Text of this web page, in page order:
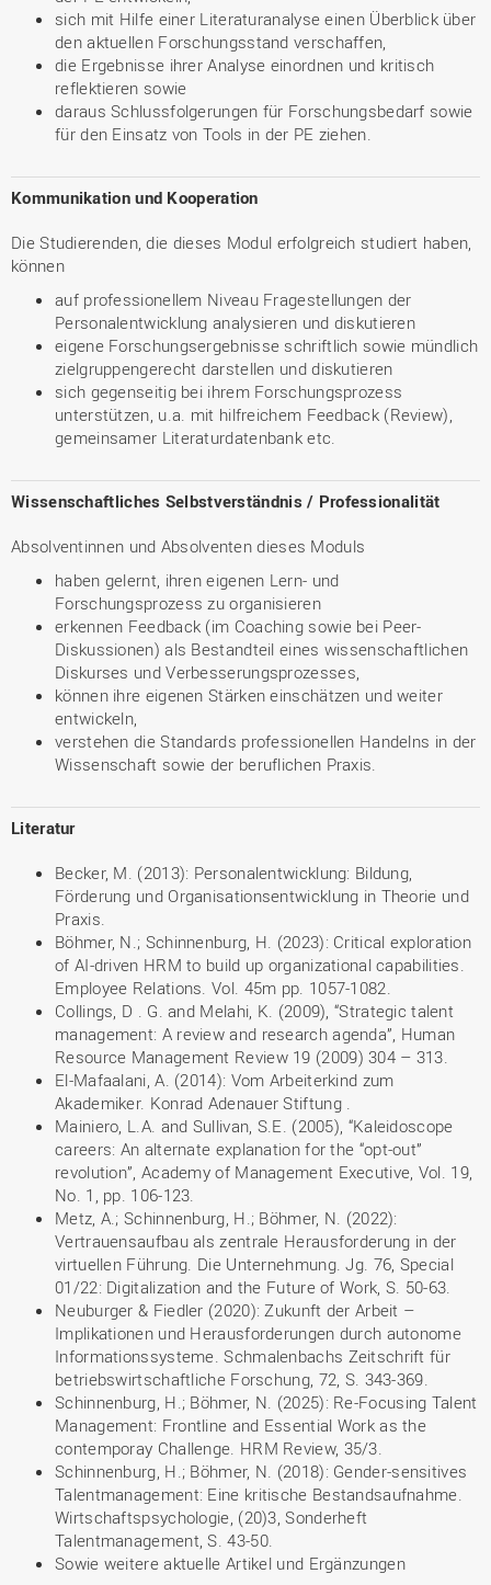
sich mit Hilfe einer Literaturanalyse einen Überblick über
den aktuellen Forschungsstand verschaffen,
die Ergebnisse ihrer Analyse einordnen und kritisch
reflektieren sowie
daraus Schlussfolgerungen für Forschungsbedarf sowie
für den Einsatz von Tools in der PE ziehen.
Kommunikation und Kooperation
Die Studierenden, die dieses Modul erfolgreich studiert haben,
können
auf professionellem Niveau Fragestellungen der
Personalentwicklung analysieren und diskutieren
eigene Forschungsergebnisse schriftlich sowie mündlich
zielgruppengerecht darstellen und diskutieren
sich gegenseitig bei ihrem Forschungsprozess
unterstützen, u.a. mit hilfreichem Feedback (Review),
gemeinsamer Literaturdatenbank etc.
Wissenschaftliches Selbstverständnis / Professionalität
Absolventinnen und Absolventen dieses Moduls
haben gelernt, ihren eigenen Lern- und
Forschungsprozess zu organisieren
erkennen Feedback (im Coaching sowie bei Peer-
Diskussionen) als Bestandteil eines wissenschaftlichen
Diskurses und Verbesserungsprozesses,
können ihre eigenen Stärken einschätzen und weiter
entwickeln,
verstehen die Standards professionellen Handelns in der
Wissenschaft sowie der beruflichen Praxis.
Literatur
Becker, M. (2013): Personalentwicklung: Bildung,
Förderung und Organisationsentwicklung in Theorie und
Praxis.
Böhmer, N.; Schinnenburg, H. (2023): Critical exploration
of AI-driven HRM to build up organizational capabilities.
Employee Relations. Vol. 45m pp. 1057-1082.
Collings, D . G. and Melahi, K. (2009), “Strategic talent
management: A review and research agenda”, Human
Resource Management Review 19 (2009) 304 – 313.
El-Mafaalani, A. (2014): Vom Arbeiterkind zum
Akademiker. Konrad Adenauer Stiftung .
Mainiero, L.A. and Sullivan, S.E. (2005), “Kaleidoscope
careers: An alternate explanation for the “opt-out”
revolution”, Academy of Management Executive, Vol. 19,
No. 1, pp. 106-123.
Metz, A.; Schinnenburg, H.; Böhmer, N. (2022):
Vertrauensaufbau als zentrale Herausforderung in der
virtuellen Führung. Die Unternehmung. Jg. 76, Special
01/22: Digitalization and the Future of Work, S. 50-63.
Neuburger & Fiedler (2020): Zukunft der Arbeit –
Implikationen und Herausforderungen durch autonome
Informationssysteme. Schmalenbachs Zeitschrift für
betriebswirtschaftliche Forschung, 72, S. 343-369.
Schinnenburg, H.; Böhmer, N. (2025): Re-Focusing Talent
Management: Frontline and Essential Work as the
contemporay Challenge. HRM Review, 35/3.
Schinnenburg, H.; Böhmer, N. (2018): Gender-sensitives
Talentmanagement: Eine kritische Bestandsaufnahme.
Wirtschaftspsychologie, (20)3, Sonderheft
Talentmanagement, S. 43-50.
Sowie weitere aktuelle Artikel und Ergänzungen